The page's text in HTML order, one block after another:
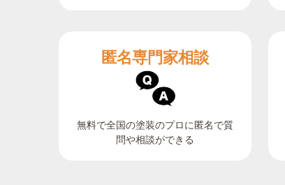
匿名専門家相談
無料で全国の塗装のプロに匿名で質
問や相談ができる